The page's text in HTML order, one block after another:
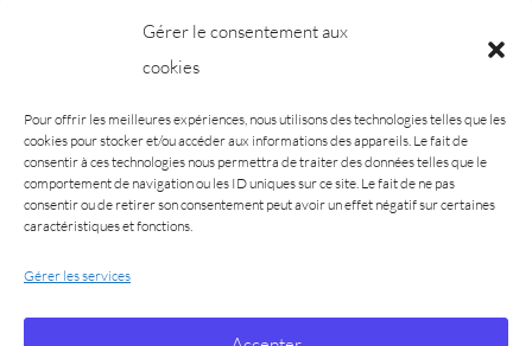
Gérer le consentement aux
cookies
Pour offrir les meilleures expériences, nous utilisons des technologies telles que les
cookies pour stocker et/ou accéder aux informations des appareils. Le fait de
consentir à ces technologies nous permettra de traiter des données telles que le
comportement de navigation ou les ID uniques sur ce site. Le fait de ne pas
consentir ou de retirer son consentement peut avoir un effet négatif sur certaines
caractéristiques et fonctions.
Gérer les services